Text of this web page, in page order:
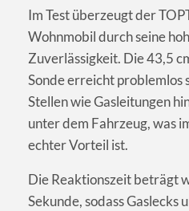
Im Test überzeugt der
Wohnmobil durch seine
Zuverlässigkeit. Die 43,5
Sonde erreicht problemlos
Stellen wie Gasleitungen
unter dem Fahrzeug, was
echter Vorteil ist.
Die Reaktionszeit beträgt
Sekunde, sodass